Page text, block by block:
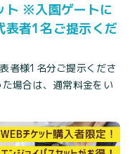
ト ※入園ゲートに
表者1名ご提示くだ
者様1名分ご提示くださ
場合は、通常料金をい